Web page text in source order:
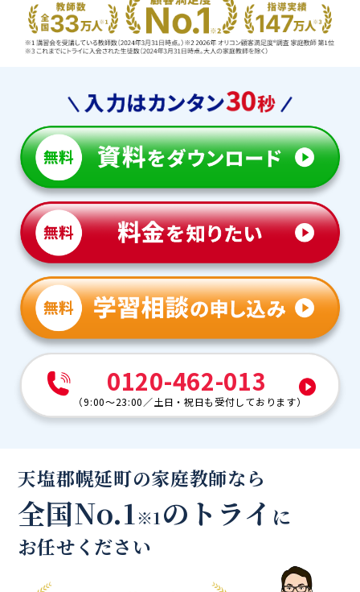
0120-462-013
（9:00～23:00／土日・祝日も受付しております）
天塩郡幌延町の家庭教師なら
全国No.1※1のトライ に
お任せください